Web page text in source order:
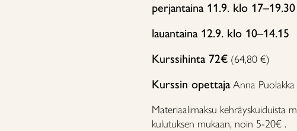
perjantaina 11.9. klo 17–19.30
lauantaina 12.9. klo 10–14.15
Kurssihinta 72€ (64,80 €)
Kurssin opettajaAnna Puolakka
Materiaalimaksu kehräyskuiduista
kulutuksen mukaan, noin 5-20€ .